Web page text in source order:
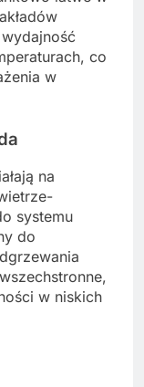
co
w
na
systemu
do
w niskich